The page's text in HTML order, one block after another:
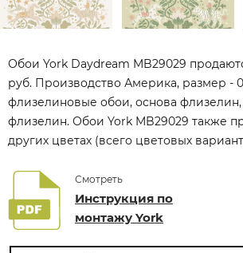
Обои York Daydream MB29029
руб. Производство Америка, размер -
флизелиновые обои, основа
флизелин. Обои York MB29029 также
других цветах (всего цветовых
Смотреть
Инструкция по
монтажу York